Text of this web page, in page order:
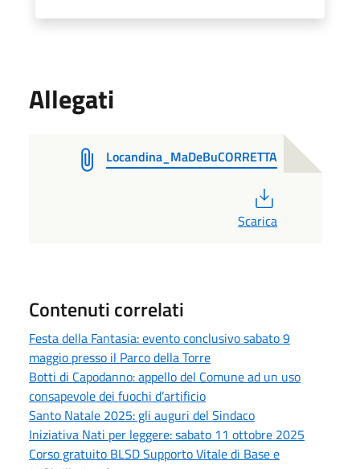
Allegati
Locandina_MaDeBuCORRETTA
Scarica
Contenuti correlati
Festa della Fantasia: evento conclusivo sabato 9
maggio presso il Parco della Torre
Botti di Capodanno: appello del Comune ad un uso
consapevole dei fuochi d’artificio
Santo Natale 2025: gli auguri del Sindaco
Iniziativa Nati per leggere: sabato 11 ottobre 2025
Corso gratuito BLSD Supporto Vitale di Base e